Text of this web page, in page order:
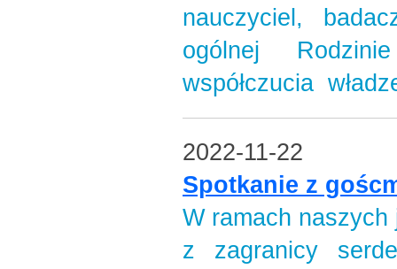
nauczyciel,
ogólnej Rodzinie
współczucia
2022-11-22
Spotkanie z
W ramach naszych
z zagranicy